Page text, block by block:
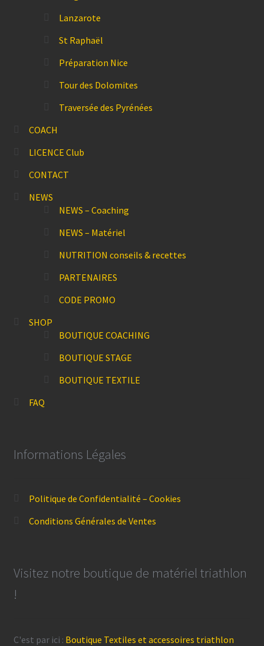
Lanzarote
St Raphaël
Préparation Nice
Tour des Dolomites
Traversée des Pyrénées
COACH
LICENCE Club
CONTACT
NEWS
NEWS – Coaching
NEWS – Matériel
NUTRITION conseils & recettes
PARTENAIRES
CODE PROMO
SHOP
BOUTIQUE COACHING
BOUTIQUE STAGE
BOUTIQUE TEXTILE
FAQ
Informations Légales
Politique de Confidentialité – Cookies
Conditions Générales de Ventes
Visitez notre boutique de matériel triathlon
!
C'est par ici : Boutique Textiles et accessoires triathlon